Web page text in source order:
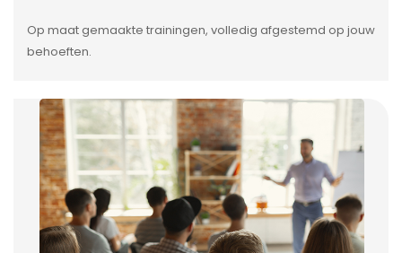
Op maat gemaakte trainingen, volledig afgestemd op jouw
behoeften.